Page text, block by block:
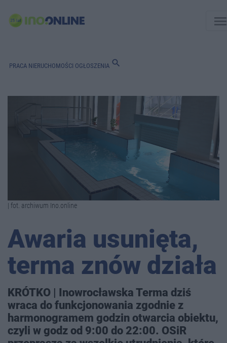
PRACA NIERUCHOMOŚCI OGŁOSZENIA search
| fot. archiwum Ino.online
Awaria usunięta,
terma znów działa
KRÓTKO | Inowrocławska Terma dziś
wraca do funkcjonowania zgodnie z
harmonogramem godzin otwarcia obiektu,
czyli w godz od 9:00 do 22:00. OSiR